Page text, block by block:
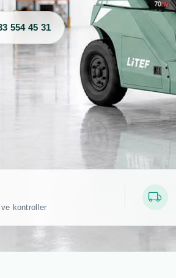
554 45 31
kontroller